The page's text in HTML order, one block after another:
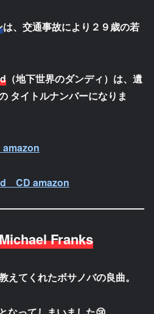
は、交通事故により２９歳の若
（地下世界のダンディ）は、遺
タイトルナンバーになりま
CD amazon
Franks
てくれたボサノバの良曲。